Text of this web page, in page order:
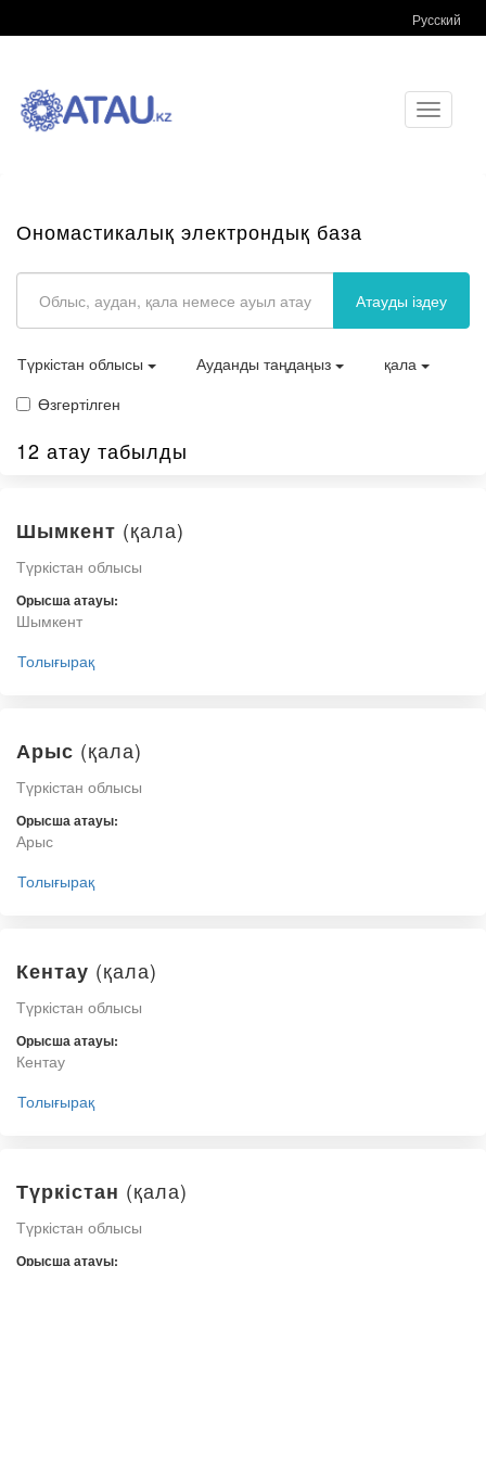
Русский
Toggle
Ономастикалық электрондық база
Атауды іздеу
Түркістан облысы Ауданды таңдаңыз
қала
Өзгертілген
12 атау табылды
Шымкент (қала)
Түркістан облысы
Орысша атауы:
Шымкент
Толығырақ
Арыс (қала)
Түркістан облысы
Орысша атауы:
Арыс
Толығырақ
Кентау (қала)
Түркістан облысы
Орысша атауы:
Кентау
Толығырақ
Түркістан (қала)
Түркістан облысы
Орысша атауы: